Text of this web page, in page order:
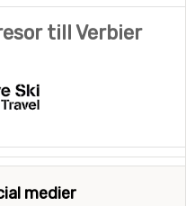
till Verbier
medier